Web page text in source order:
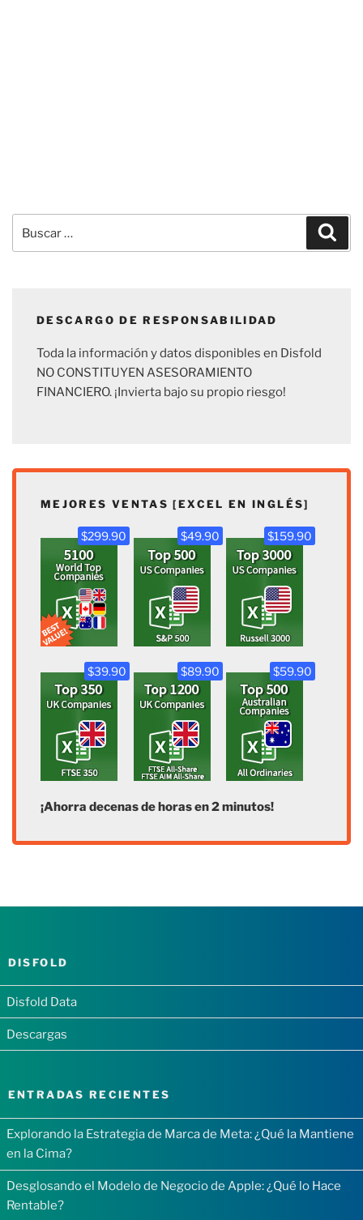
por:
DESCARGO DE RESPONSABILIDAD
Toda la información y datos disponibles en Disfold
NO CONSTITUYEN ASESORAMIENTO
FINANCIERO. ¡Invierta bajo su propio riesgo!
MEJORES VENTAS [EXCEL EN INGLÉS]
$299.90 $49.90 $159.90
$39.90 $89.90 $59.90
¡Ahorra decenas de horas en 2 minutos!
DISFOLD
Disfold Data
Descargas
ENTRADAS RECIENTES
Explorando la Estrategia de Marca de Meta: ¿Qué la Mantiene
en la Cima?
Desglosando el Modelo de Negocio de Apple: ¿Qué lo Hace
Rentable?